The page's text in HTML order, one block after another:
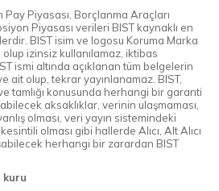
Piyasası, Borçlanma Araçları
Piyasası verileri BIST kaynaklı en
BIST isim ve logosu Koruma Marka
izinsiz kullanılamaz, iktibas
ismi altında açıklanan tüm belgelerin
ait olup, tekrar yayınlanamaz. BIST,
tamlığı konusunda herhangi bir garanti
aksaklıklar, verinin ulaşmaması,
olması, veri yayın sistemindeki
olması gibi hallerde Alıcı, Alt Alıcı
herhangi bir zarardan BIST
kuru